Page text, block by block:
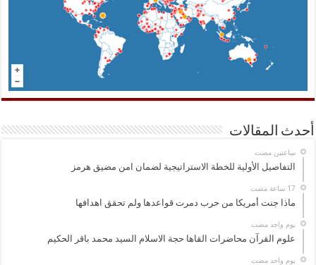
أحدث المقالات
‏ساعتين مضت
التفاصيل الأولية للخطة الاستراتيجية لضمان امن مضيق هرمز
ماذا جنت أمريكا من حرب دمرت قواعدها ولم تحقق اهدافها
‏يوم واحد مضت
علوم القرآن محاضرات القاها حجة الاسلام السيد محمد باقر الحكيم
‏يوم واحد مضت